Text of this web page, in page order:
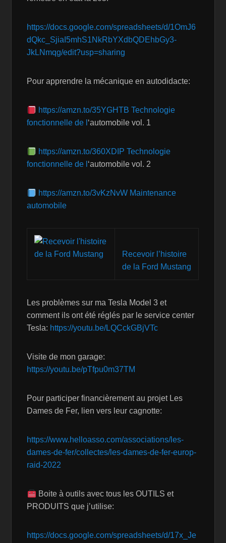
https://docs.google.com/spreadsheets/d/1OmJ6
dQkc_SjiaI5mhS1NkRbYXdbQDEhbGy3-
JkLNmqg/edit?usp=sharing
Pour apprendre la mécanique en autodidacte:
https://amzn.to/35YGHTB Technologie
fonctionnelle de l ‘automobile vol. 1
https://amzn.to/360XDIP Technologie
fonctionnelle de l ‘automobile vol. 2
https://amzn.to/3vKzNvW Maintenance
automobile
Recevoir l’histoire
de la Ford Mustang
Les problèmes sur ma Tesla Model 3 et
comment ils ont été réglés par le service center
Tesla: https://youtu.be/LQCckGBjVTc
Visite de mon garage:
https://youtu.be/pTfpu0m37TM
Pour participer financièrement au projet Les
Dames de Fer, lien vers leur cagnotte:
https://www.helloasso.com/associations/les-
dames-de-fer/collectes/les-dames-de-fer-europ-
raid-2022
Boite à outils avec tous les OUTILS et
PRODUITS que j’utilise:
https://docs.google.com/spreadsheets/d/17x_Je